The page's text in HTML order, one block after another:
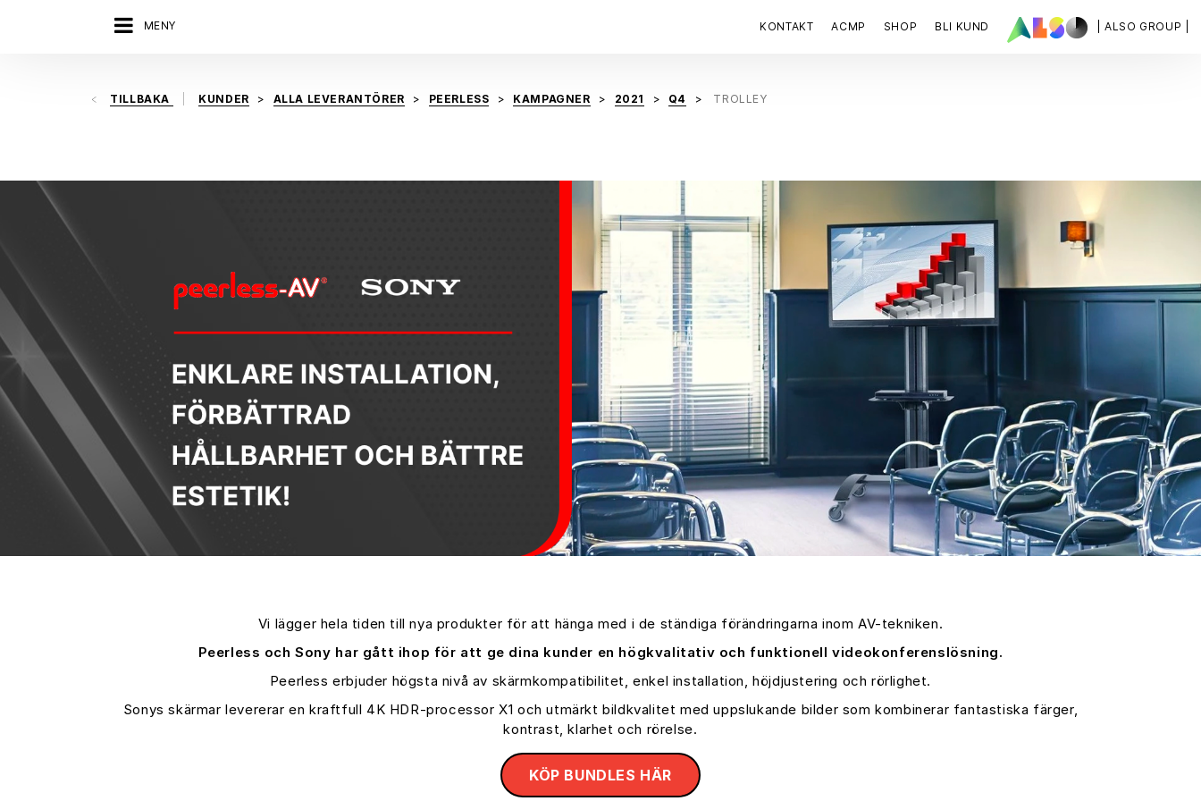
MENY | ALSO GROUP |
KONTAKT ACMP SHOP BLI KUND
TILLBAKA KUNDER ALLA LEVERANTÖRER PEERLESS KAMPAGNER 2021 Q4 TROLLEY
Vi lägger hela tiden till nya produkter för att hänga med i de ständiga förändringarna inom AV-tekniken.
Peerless och Sony har gått ihop för att ge dina kunder en högkvalitativ och funktionell videokonferenslösning.
Peerless erbjuder högsta nivå av skärmkompatibilitet, enkel installation, höjdjustering och rörlighet.
Sonys skärmar levererar en kraftfull 4K HDR-processor X1 och utmärkt bildkvalitet med uppslukande bilder som kombinerar fantastiska färger,
kontrast, klarhet och rörelse.
KÖP BUNDLES HÄR